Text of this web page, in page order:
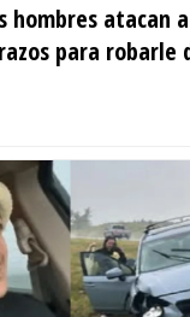
hombres atacan
para robarle